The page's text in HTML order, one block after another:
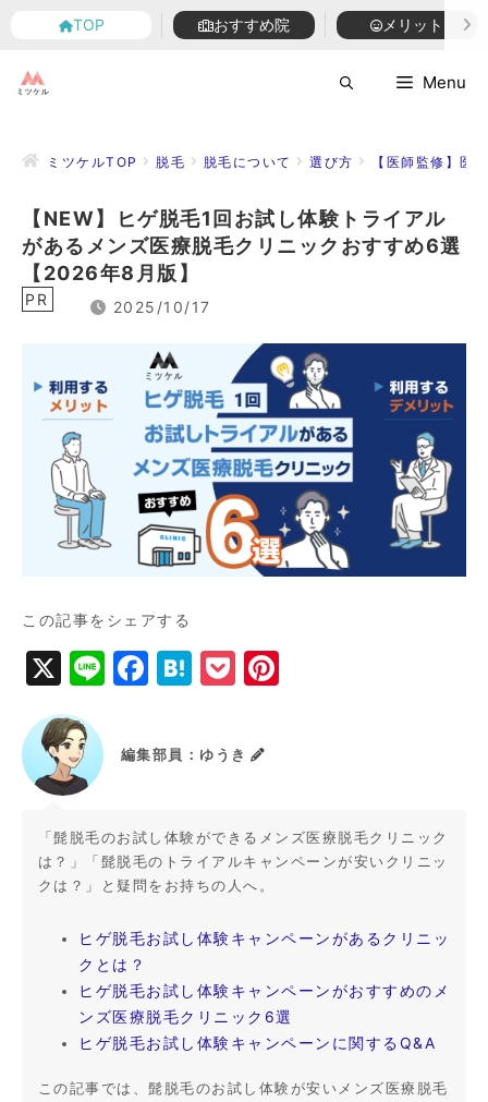
TOP おすすめ院 メリット
TOP おすすめ院
メリット
Menu
ミツケルTOP 脱毛 脱毛について 選び方 【医師監修】医
【NEW】ヒゲ脱毛1回お試し体験トライアル
があるメンズ医療脱毛クリニックおすすめ6選
【2026年8月版】
2025/10/17
PR
この記事をシェアする
X
Li
e
F
c
e
o
o
H
e
a
P
c
k
t
e
st
編集部員：ゆうき
「髭脱毛のお試し体験ができるメンズ医療脱毛クリニック
は？」「髭脱毛のトライアルキャンペーンが安いクリニッ
クは？」と疑問をお持ちの人へ。
ヒゲ脱毛お試し体験キャンペーンがあるクリニッ
クとは？
ヒゲ脱毛お試し体験キャンペーンがおすすめのメ
ンズ医療脱毛クリニック6選
ヒゲ脱毛お試し体験キャンペーンに関するQ&A
この記事では、髭脱毛のお試し体験が安いメンズ医療脱毛